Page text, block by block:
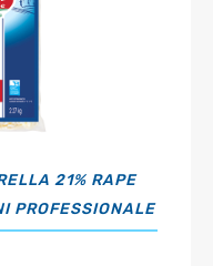
21% RAPE
PROFESSIONALE